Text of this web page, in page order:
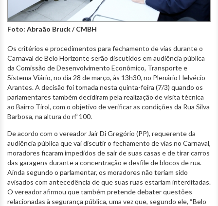
Foto: Abraão Bruck / CMBH
Os critérios e procedimentos para fechamento de vias durante o
Carnaval de Belo Horizonte serão discutidos em audiência pública
da Comissão de Desenvolvimento Econômico, Transporte e
Sistema Viário, no dia 28 de março, às 13h30, no Plenário Helvécio
Arantes. A decisão foi tomada nesta quinta-feira (7/3) quando os
parlamentares também decidiram pela realização de visita técnica
ao Bairro Tirol, com o objetivo de verificar as condições da Rua Silva
Barbosa, na altura do nº 100.
De acordo com o vereador Jair Di Gregório (PP), requerente da
audiência pública que vai discutir o fechamento de vias no Carnaval,
moradores ficaram impedidos de sair de suas casas e de tirar carros
das garagens durante a concentração e desfile de blocos de rua.
Ainda segundo o parlamentar, os moradores não teriam sido
avisados com antecedência de que suas ruas estariam interditadas.
O vereador afirmou que também pretende debater questões
relacionadas à segurança pública, uma vez que, segundo ele, “Belo